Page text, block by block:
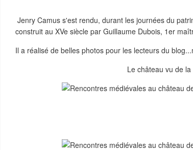
Jenry Camus s'est rendu, durant les journées du
construit au XVe siècle par Guillaume Dubois, 1er
Il a réalisé de belles photos pour les lecteurs du
Le château vu de